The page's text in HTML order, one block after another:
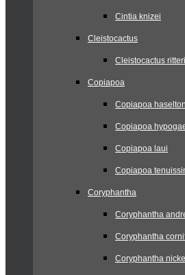
Cintia knizei
Cleistocactus
Cleistocactus ritteri
Copiapoa
Copiapoa
Copiapoa
Copiapoa laui
Copiapoa
Coryphantha
Coryphantha
Coryphantha
Coryphantha